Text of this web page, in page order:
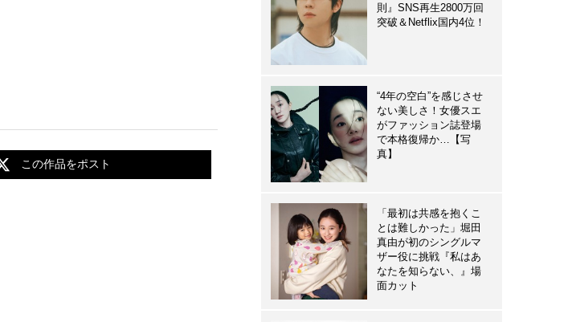
この作品をポスト
則』SNS再生2800万回
突破＆Netflix国内4位！
“4年の空白”を感じさせ
ない美しさ！女優スエ
がファッション誌登場
で本格復帰か…【写
真】
「最初は共感を抱くこ
とは難しかった」堀田
真由が初のシングルマ
ザー役に挑戦『私はあ
なたを知らない、』場
面カット